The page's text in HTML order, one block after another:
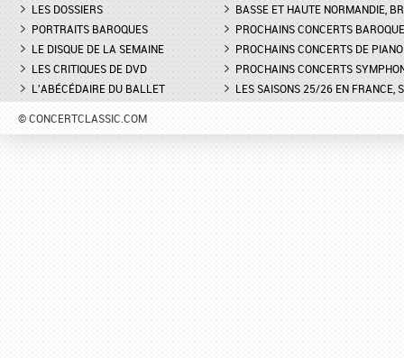
LES DOSSIERS
PORTRAITS BAROQUES
LE DISQUE DE LA SEMAINE
LES CRITIQUES DE DVD
L'ABÉCÉDAIRE DU BALLET
BASSE ET HAUTE NORMANDIE,
PROCHAINS CONCERTS
PROCHAINS CONCERTS DE PIANO
PROCHAINS CONCERTS
LES SAISONS 25/26 EN FRANCE,
© CONCERTCLASSIC.COM